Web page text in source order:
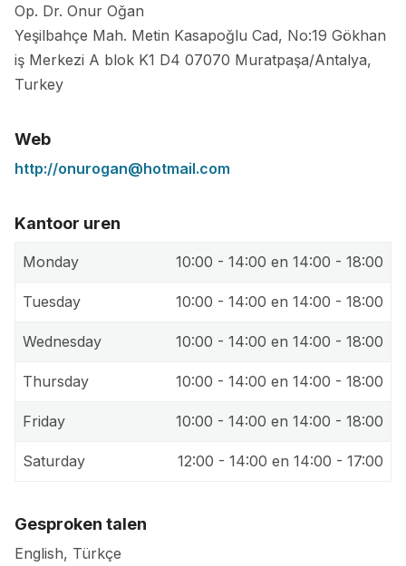
Op. Dr. Onur Oğan
Yeşilbahçe Mah. Metin Kasapoğlu Cad, No:19 Gökhan
iş Merkezi A blok K1 D4 07070 Muratpaşa/Antalya,
Turkey
Web
http://onurogan@hotmail.com
Kantoor uren
Monday 10:00 - 14:00 en 14:00 - 18:00
Tuesday 10:00 - 14:00 en 14:00 - 18:00
Wednesday 10:00 - 14:00 en 14:00 - 18:00
Thursday 10:00 - 14:00 en 14:00 - 18:00
Friday 10:00 - 14:00 en 14:00 - 18:00
Saturday 12:00 - 14:00 en 14:00 - 17:00
Gesproken talen
English, Türkçe